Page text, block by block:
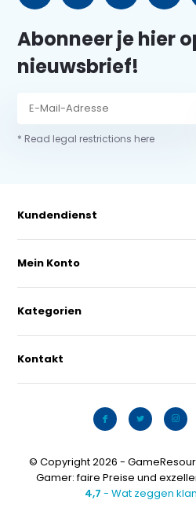
Abonneer je hier
nieuwsbrief!
* Read legal restrictions here
Kundendienst
Mein Konto
Kategorien
Kontakt
© Copyright 2026 -
Gamer: faire Preise und
4,7 - Wat zeggen